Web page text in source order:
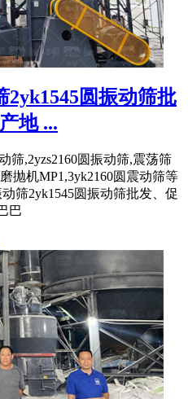
2yk1545圆振动筛批
地 ...
筛,2yzs2160圆振动筛,震荡筛
抛机MP1,3yk2160圆震动筛等
筛2yk1545圆振动筛批发、促
巴